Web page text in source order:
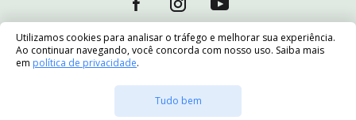
Utilizamos cookies para analisar o tráfego e melhorar sua experiência.
Ao continuar navegando, você concorda com nosso uso. Saiba mais
em política de privacidade.
Tudo bem